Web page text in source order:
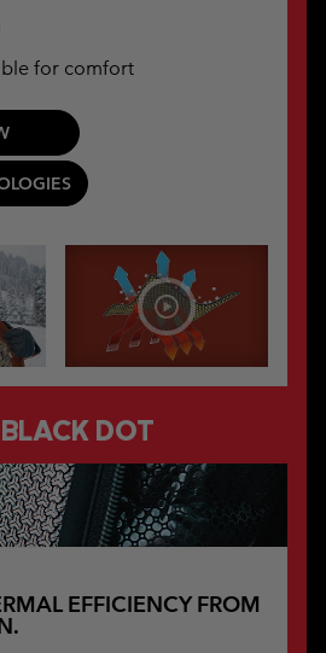
for comfort
DOT
EFFICIENCY FROM